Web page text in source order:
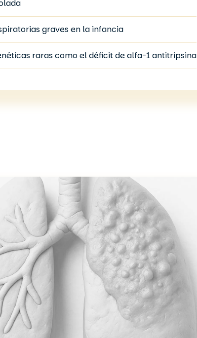
graves en la infancia
raras como el déficit de alfa-1 antitripsina